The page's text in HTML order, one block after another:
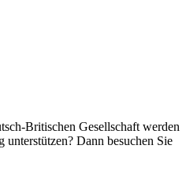
Britischen Gesellschaft werden
Dann besuchen Sie